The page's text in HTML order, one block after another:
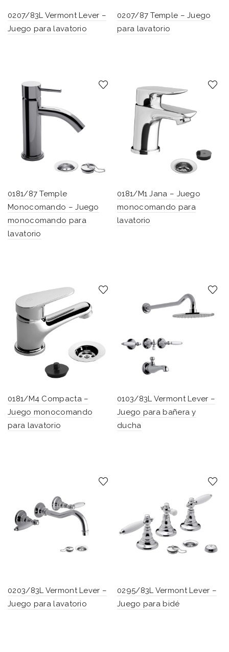
0207/83L Vermont Lever –
Juego para lavatorio
0207/87 Temple – Juego
para lavatorio
0181/87 Temple
Monocomando – Juego
monocomando para
lavatorio
0181/M1 Jana – Juego
monocomando para
lavatorio
0181/M4 Compacta –
Juego monocomando
para lavatorio
0103/83L Vermont Lever –
Juego para bañera y
ducha
0203/83L Vermont Lever –
Juego para lavatorio
0295/83L Vermont Lever –
Juego para bidé